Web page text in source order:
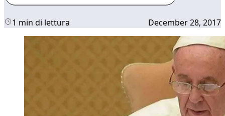
1 min di lettura December 28, 2017